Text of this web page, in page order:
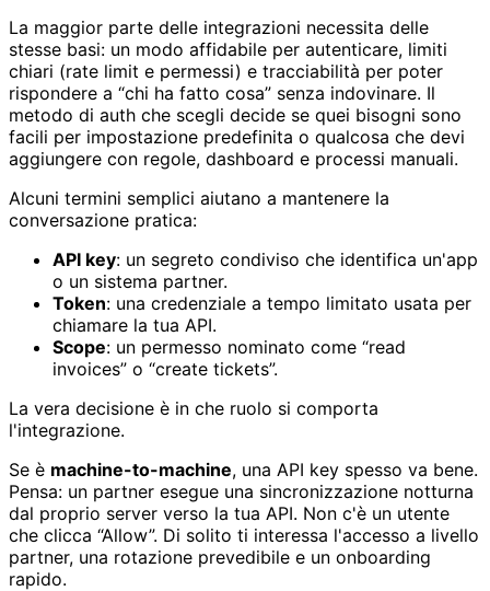
La maggior parte delle integrazioni necessita delle
stesse basi: un modo affidabile per autenticare, limiti
chiari (rate limit e permessi) e tracciabilità per poter
rispondere a “chi ha fatto cosa” senza indovinare. Il
metodo di auth che scegli decide se quei bisogni sono
facili per impostazione predefinita o qualcosa che devi
aggiungere con regole, dashboard e processi manuali.
Alcuni termini semplici aiutano a mantenere la
conversazione pratica:
API key: un segreto condiviso che identifica un'app
o un sistema partner.
Token: una credenziale a tempo limitato usata per
chiamare la tua API.
Scope: un permesso nominato come “read
invoices” o “create tickets”.
La vera decisione è in che ruolo si comporta
l'integrazione.
Se è machine-to-machine, una API key spesso va bene.
Pensa: un partner esegue una sincronizzazione notturna
dal proprio server verso la tua API. Non c'è un utente
che clicca “Allow”. Di solito ti interessa l'accesso a livello
partner, una rotazione prevedibile e un onboarding
rapido.